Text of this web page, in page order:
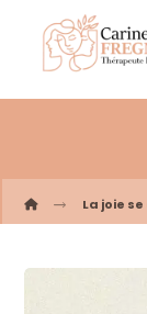
La joie